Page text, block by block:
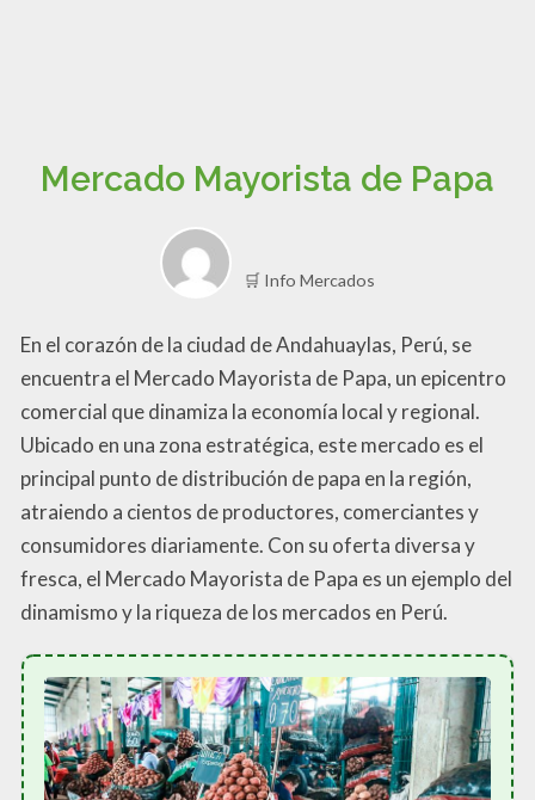
Mercado Mayorista de Papa
🛒 Info Mercados
En el corazón de la ciudad de Andahuaylas, Perú, se
encuentra el Mercado Mayorista de Papa, un epicentro
comercial que dinamiza la economía local y regional.
Ubicado en una zona estratégica, este mercado es el
principal punto de distribución de papa en la región,
atraiendo a cientos de productores, comerciantes y
consumidores diariamente. Con su oferta diversa y
fresca, el Mercado Mayorista de Papa es un ejemplo del
dinamismo y la riqueza de los mercados en Perú.